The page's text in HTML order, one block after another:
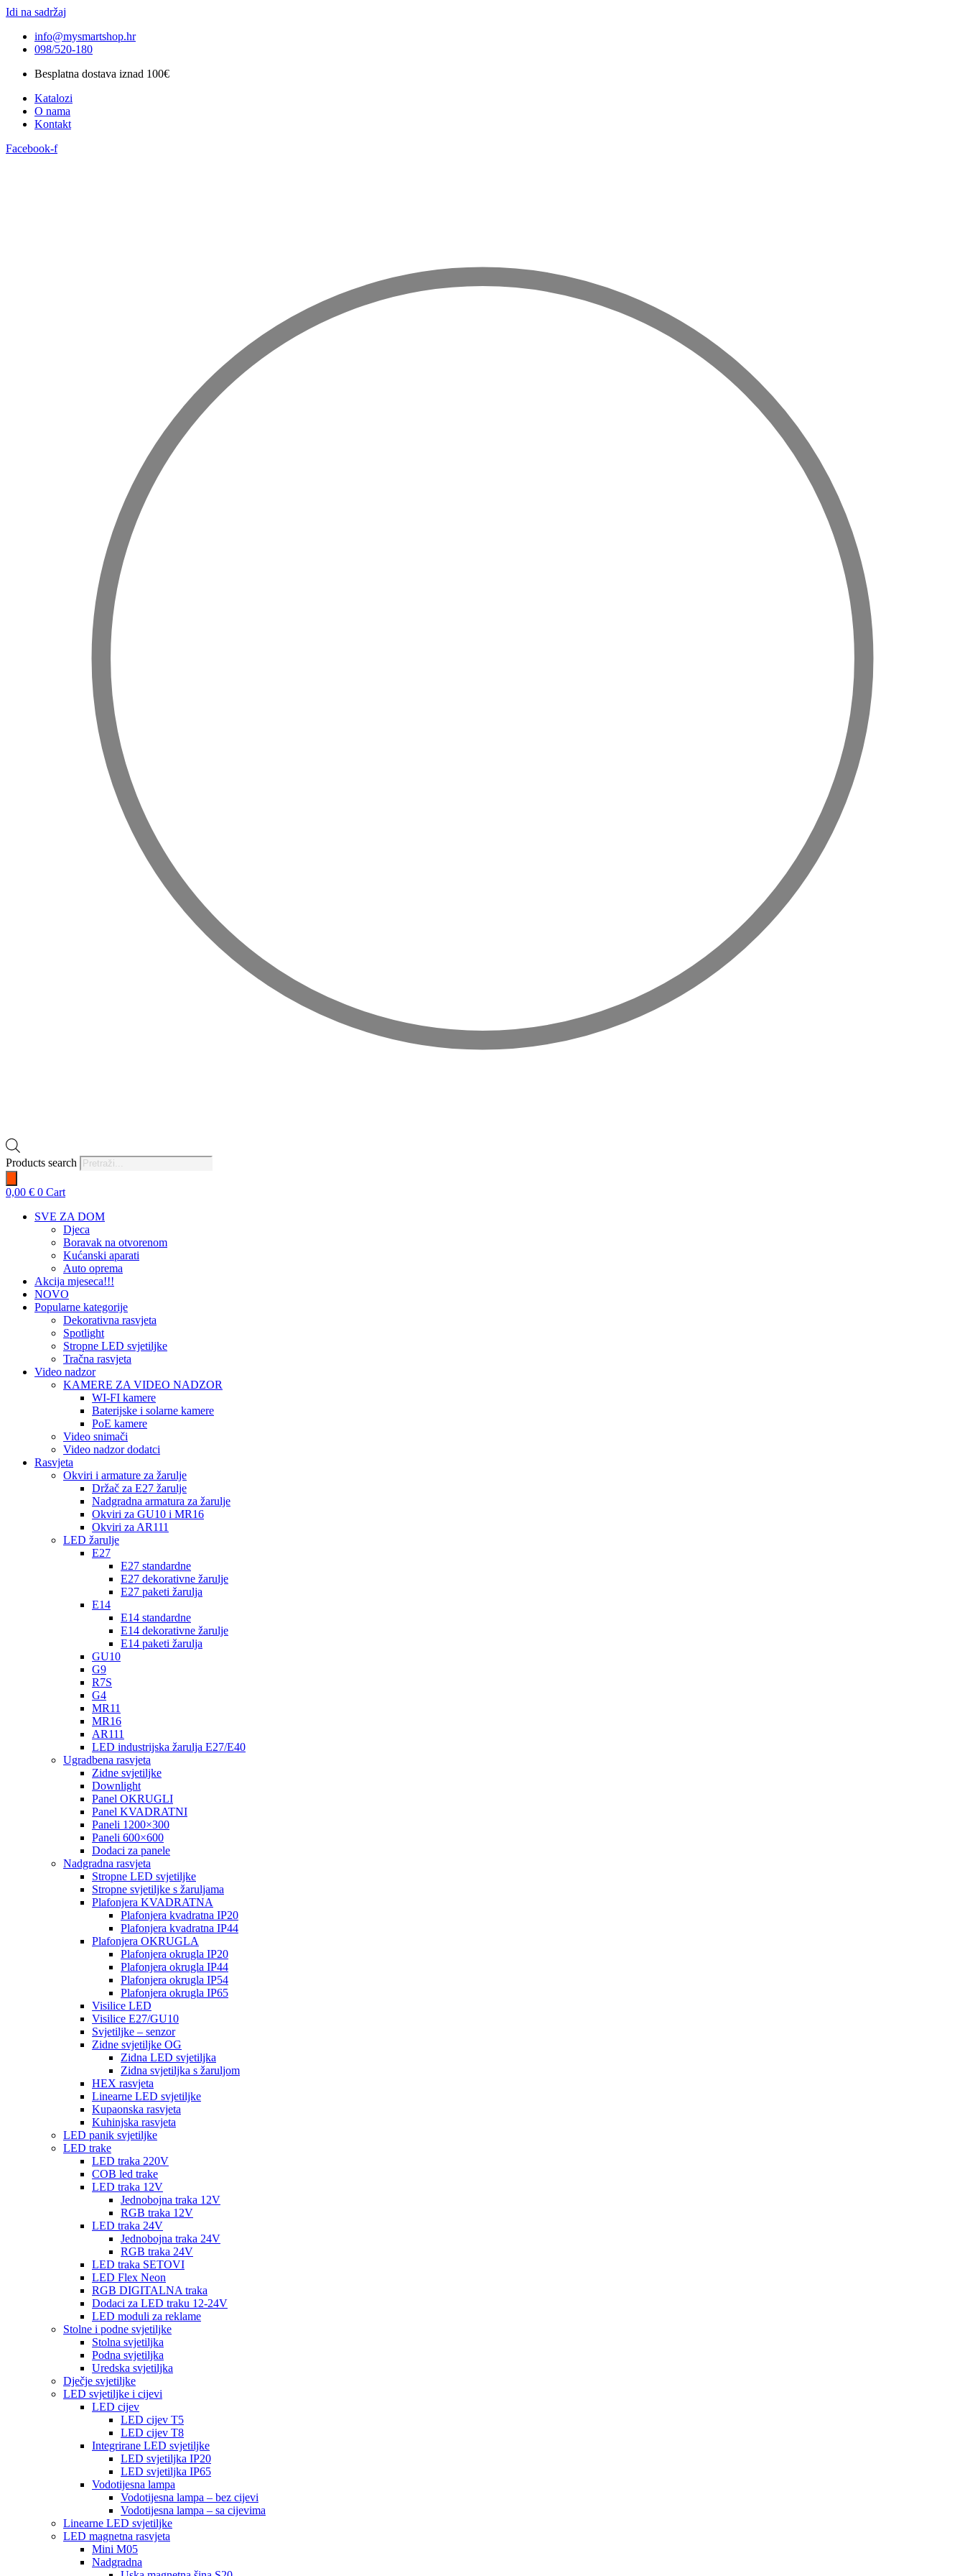
Idi na sadržaj
info@mysmartshop.hr
098/520-180
Besplatna dostava iznad 100€
Katalozi
O nama
Kontakt
Facebook-f
Products search
0,00 € 0 Cart
SVE ZA DOM
Djeca
Boravak na otvorenom
Kućanski aparati
Auto oprema
Akcija mjeseca!!!
NOVO
Popularne kategorije
Dekorativna rasvjeta
Spotlight
Stropne LED svjetiljke
Tračna rasvjeta
Video nadzor
KAMERE ZA VIDEO NADZOR
WI-FI kamere
Baterijske i solarne kamere
PoE kamere
Video snimači
Video nadzor dodatci
Rasvjeta
Okviri i armature za žarulje
Držač za E27 žarulje
Nadgradna armatura za žarulje
Okviri za GU10 i MR16
Okviri za AR111
LED žarulje
E27
E27 standardne
E27 dekorativne žarulje
E27 paketi žarulja
E14
E14 standardne
E14 dekorativne žarulje
E14 paketi žarulja
GU10
G9
R7S
G4
MR11
MR16
AR111
LED industrijska žarulja E27/E40
Ugradbena rasvjeta
Zidne svjetiljke
Downlight
Panel OKRUGLI
Panel KVADRATNI
Paneli 1200×300
Paneli 600×600
Dodaci za panele
Nadgradna rasvjeta
Stropne LED svjetiljke
Stropne svjetiljke s žaruljama
Plafonjera KVADRATNA
Plafonjera kvadratna IP20
Plafonjera kvadratna IP44
Plafonjera OKRUGLA
Plafonjera okrugla IP20
Plafonjera okrugla IP44
Plafonjera okrugla IP54
Plafonjera okrugla IP65
Visilice LED
Visilice E27/GU10
Svjetiljke – senzor
Zidne svjetiljke OG
Zidna LED svjetiljka
Zidna svjetiljka s žaruljom
HEX rasvjeta
Linearne LED svjetiljke
Kupaonska rasvjeta
Kuhinjska rasvjeta
LED panik svjetiljke
LED trake
LED traka 220V
COB led trake
LED traka 12V
Jednobojna traka 12V
RGB traka 12V
LED traka 24V
Jednobojna traka 24V
RGB traka 24V
LED traka SETOVI
LED Flex Neon
RGB DIGITALNA traka
Dodaci za LED traku 12-24V
LED moduli za reklame
Stolne i podne svjetiljke
Stolna svjetiljka
Podna svjetiljka
Uredska svjetiljka
Dječje svjetiljke
LED svjetiljke i cijevi
LED cijev
LED cijev T5
LED cijev T8
Integrirane LED svjetiljke
LED svjetiljka IP20
LED svjetiljka IP65
Vodotijesna lampa
Vodotijesna lampa – bez cijevi
Vodotijesna lampa – sa cijevima
Linearne LED svjetiljke
LED magnetna rasvjeta
Mini M05
Nadgradna